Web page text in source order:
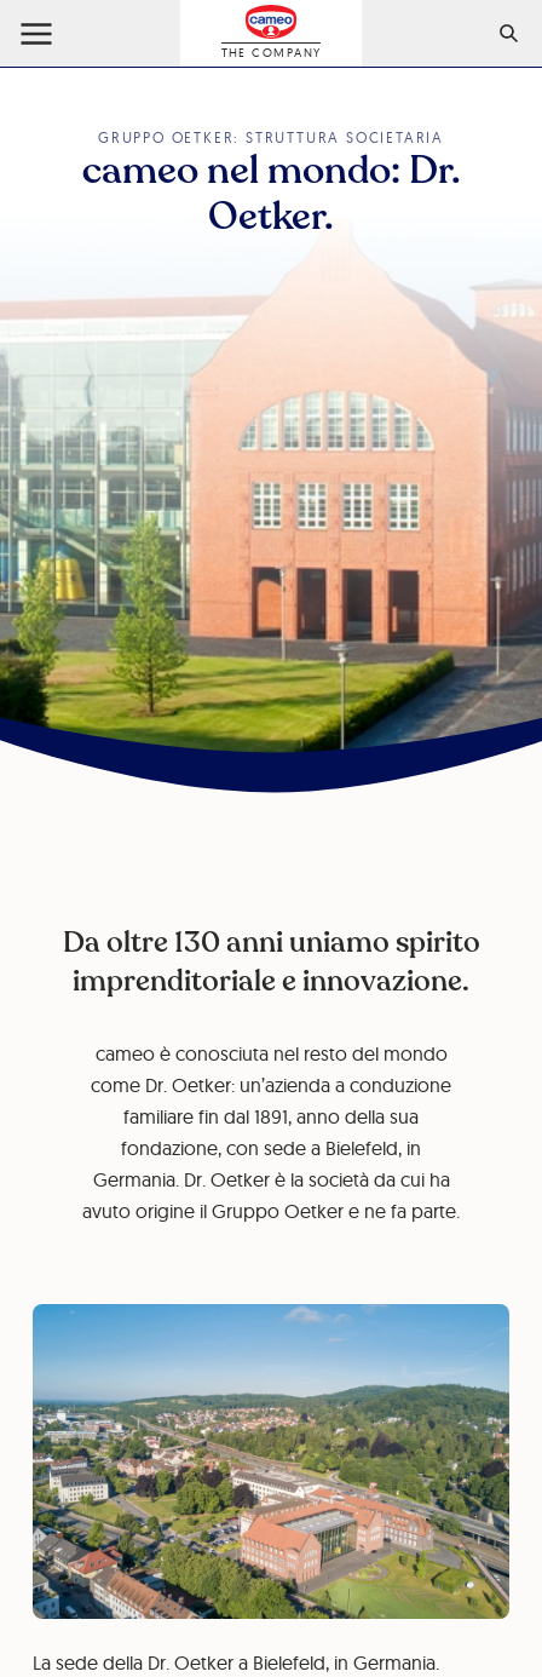
THE COMPANY
GRUPPO OETKER: STRUTTURA SOCIETARIA
cameo nel mondo: Dr.
Oetker.
Da oltre 130 anni uniamo spirito
imprenditoriale e innovazione.
cameo è conosciuta nel resto del mondo
come Dr. Oetker: un’azienda a conduzione
familiare fin dal 1891, anno della sua
fondazione, con sede a Bielefeld, in
Germania. Dr. Oetker è la società da cui ha
avuto origine il Gruppo Oetker e ne fa parte.
La sede della Dr. Oetker a Bielefeld, in Germania.